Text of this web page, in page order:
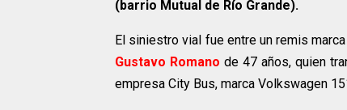
(barrio Mutual de Río Grande).
El siniestro vial fue entre un remis
Gustavo Romano de 47 años, quien
empresa City Bus, marca Volkswagen